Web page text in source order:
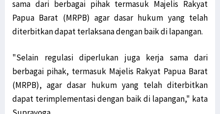
sama dari berbagai pihak termasuk Majelis Rakyat
Papua Barat (MRPB) agar dasar hukum yang telah
diterbitkan dapat terlaksana dengan baik di lapangan.
"Selain regulasi diperlukan juga kerja sama dari
berbagai pihak, termasuk Majelis Rakyat Papua Barat
(MRPB), agar dasar hukum yang telah diterbitkan
dapat terimplementasi dengan baik di lapangan," kata